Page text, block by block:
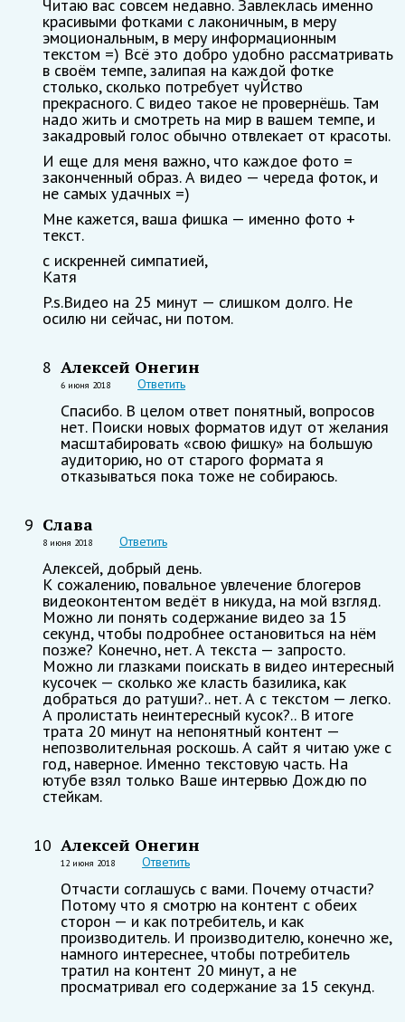
Читаю вас совсем недавно. Завлеклась именно
красивыми фотками с лаконичным, в меру
эмоциональным, в меру информационным
текстом =) Всё это добро удобно рассматривать
в своём темпе, залипая на каждой фотке
столько, сколько потребует чуЙство
прекрасного. С видео такое не провернёшь. Там
надо жить и смотреть на мир в вашем темпе, и
закадровый голос обычно отвлекает от красоты.
И еще для меня важно, что каждое фото =
законченный образ. А видео — череда фоток, и
не самых удачных =)
Мне кажется, ваша фишка — именно фото +
текст.
с искренней симпатией,
Катя
P.s.Видео на 25 минут — слишком долго. Не
осилю ни сейчас, ни потом.
8 Алексей Онегин
6 июня 2018 Ответить
Спасибо. В целом ответ понятный, вопросов
нет. Поиски новых форматов идут от желания
масштабировать «свою фишку» на большую
аудиторию, но от старого формата я
отказываться пока тоже не собираюсь.
9 Слава
8 июня 2018 Ответить
Алексей, добрый день.
К сожалению, повальное увлечение блогеров
видеоконтентом ведёт в никуда, на мой взгляд.
Можно ли понять содержание видео за 15
секунд, чтобы подробнее остановиться на нём
позже? Конечно, нет. А текста — запросто.
Можно ли глазками поискать в видео интересный
кусочек — сколько же класть базилика, как
добраться до ратуши?.. нет. А с текстом — легко.
А пролистать неинтересный кусок?.. В итоге
трата 20 минут на непонятный контент —
непозволительная роскошь. А сайт я читаю уже с
год, наверное. Именно текстовую часть. На
ютубе взял только Ваше интервью Дождю по
стейкам.
10 Алексей Онегин
12 июня 2018 Ответить
Отчасти соглашусь с вами. Почему отчасти?
Потому что я смотрю на контент с обеих
сторон — и как потребитель, и как
производитель. И производителю, конечно же,
намного интереснее, чтобы потребитель
тратил на контент 20 минут, а не
просматривал его содержание за 15 секунд.